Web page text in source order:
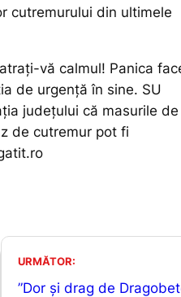
cutremurului din ultimele
vă calmul! Panica
de urgență în sine. SU
județului că masurile de
de cutremur pot fi
URMĂTOR:
”Dor și drag de